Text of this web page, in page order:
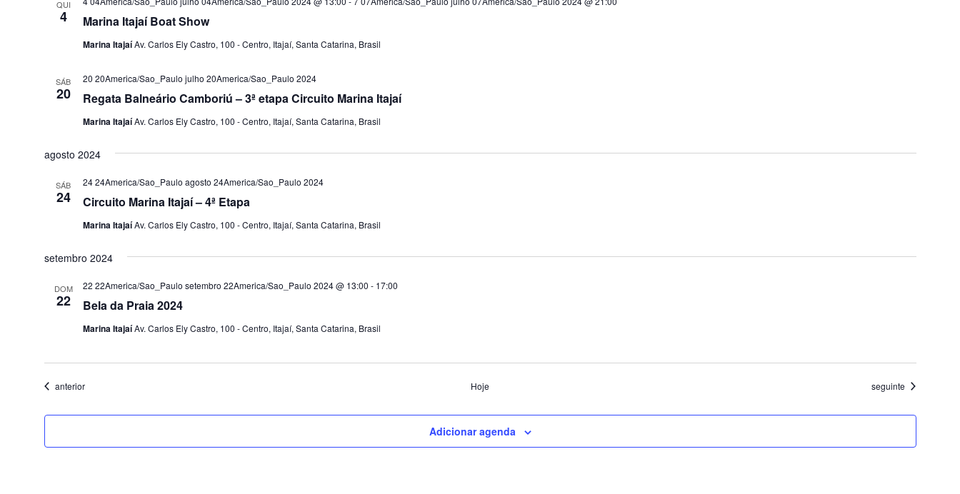
QUI
4 Marina Itajaí Boat Show
Marina ItajaíAv. Carlos Ely Castro, 100 - Centro, Itajaí, Santa Catarina, Brasil
SÁB
20 Regata Balneário Camboriú – 3ª etapa Circuito Marina Itajaí
20 20America/Sao_Paulo julho 20America/Sao_Paulo 2024
Marina ItajaíAv. Carlos Ely Castro, 100 - Centro, Itajaí, Santa Catarina, Brasil
agosto 2024
SÁB
24 Circuito Marina Itajaí – 4ª Etapa
24 24America/Sao_Paulo agosto 24America/Sao_Paulo 2024
Marina ItajaíAv. Carlos Ely Castro, 100 - Centro, Itajaí, Santa Catarina, Brasil
setembro 2024
DOM
22 Bela da Praia 2024
22 22America/Sao_Paulo setembro 22America/Sao_Paulo 2024 @ 13:00 - 17:00
Marina ItajaíAv. Carlos Ely Castro, 100 - Centro, Itajaí, Santa Catarina, Brasil
Eventos
anterior Hoje Eventos
seguinte
Adicionar agenda